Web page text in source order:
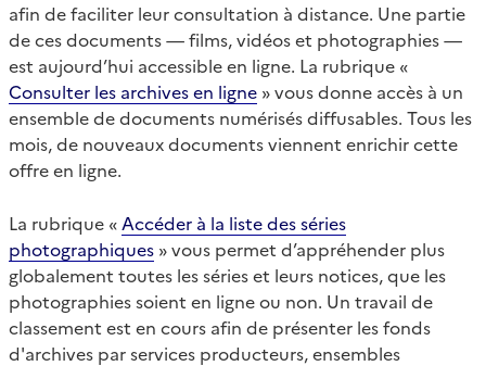
afin de faciliter leur consultation à distance. Une partie
de ces documents — films, vidéos et photographies —
est aujourd’hui accessible en ligne. La rubrique «
Consulter les archives en ligne » vous donne accès à un
ensemble de documents numérisés diffusables. Tous les
mois, de nouveaux documents viennent enrichir cette
offre en ligne.
La rubrique « Accéder à la liste des séries
photographiques » vous permet d’appréhender plus
globalement toutes les séries et leurs notices, que les
photographies soient en ligne ou non. Un travail de
classement est en cours afin de présenter les fonds
d'archives par services producteurs, ensembles